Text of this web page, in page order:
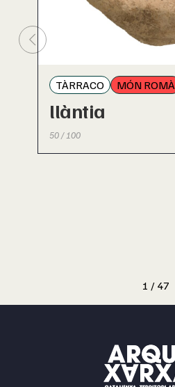
TÀRRACO MÓN ROMÀ
llàntia
50 / 100
1 / 47